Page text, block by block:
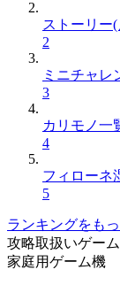
ストーリー
2
ミニチャレ
3
カリモノ一
4
フィローネ
5
ランキングをも
攻略取扱いゲーム
家庭用ゲーム機